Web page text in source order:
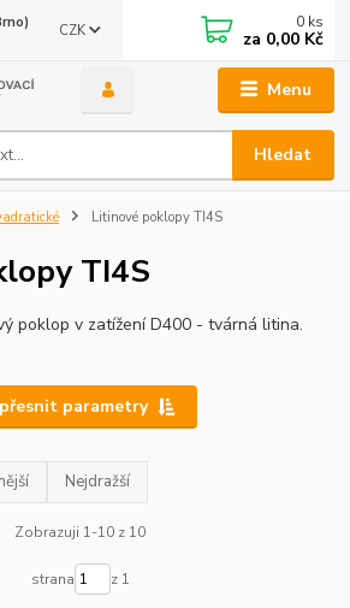
Menu
CZK
Hledat
0 ks
za 0,00 Kč
Litinové poklopy TI4S
TI4S
poklop v zatížení D400 - tvárná litina.
parametry
Nejdražší
Zobrazuji 1-10 z 10
strana z 1